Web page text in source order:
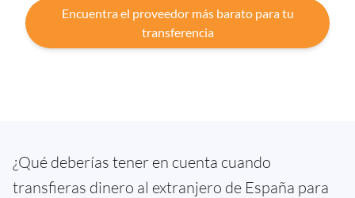
Encuentra el proveedor más barato para tu
transferencia
¿Qué deberías tener en cuenta cuando
transfieras dinero al extranjero de España para